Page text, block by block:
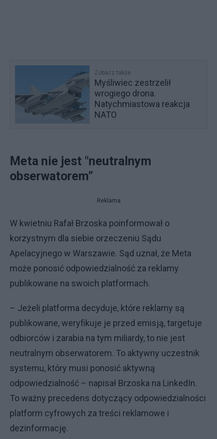
Zobacz także
Myśliwiec zestrzelił
wrogiego drona.
Natychmiastowa reakcja
NATO
Meta nie jest "neutralnym
obserwatorem”
Reklama
W kwietniu Rafał Brzoska poinformował o
korzystnym dla siebie orzeczeniu Sądu
Apelacyjnego w Warszawie. Sąd uznał, że Meta
może ponosić odpowiedzialność za reklamy
publikowane na swoich platformach.
– Jeżeli platforma decyduje, które reklamy są
publikowane, weryfikuje je przed emisją, targetuje
odbiorców i zarabia na tym miliardy, to nie jest
neutralnym obserwatorem. To aktywny uczestnik
systemu, który musi ponosić aktywną
odpowiedzialność – napisał Brzoska na LinkedIn.
To ważny precedens dotyczący odpowiedzialności
platform cyfrowych za treści reklamowe i
dezinformację.